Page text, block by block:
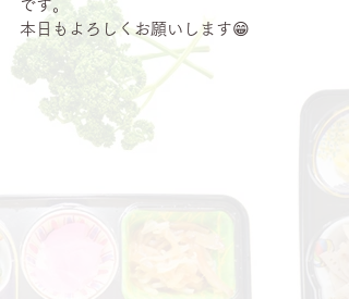
です。
本日もよろしくお願いします😁